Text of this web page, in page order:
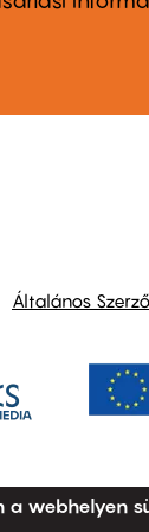
Általános
a webhelyen